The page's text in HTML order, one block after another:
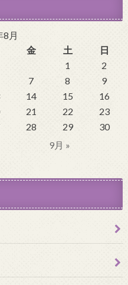
8月
金 土
日
1
2
7 8
9
14 15
16
21 22
23
28 29
30
9月 »